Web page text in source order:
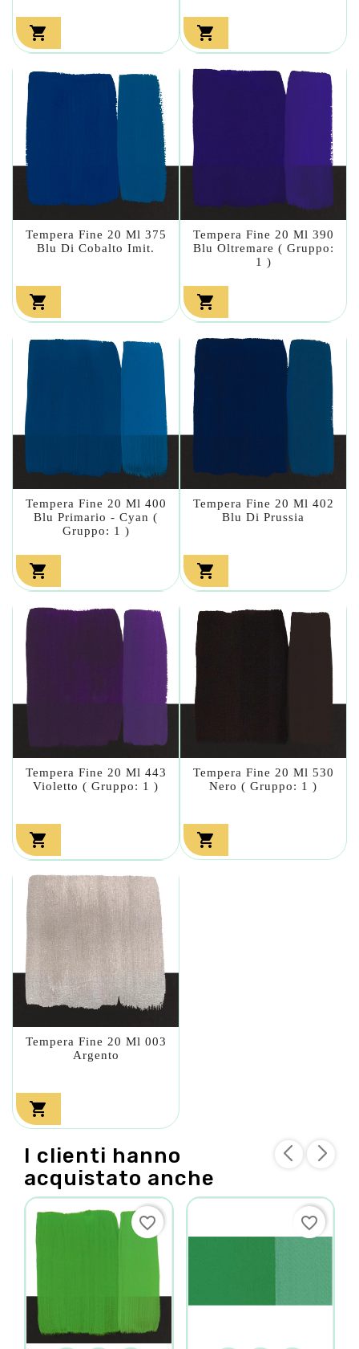
 
Tempera Fine 20 Ml 375
Blu Di Cobalto Imit.

Tempera Fine 20 Ml 390
Blu Oltremare ( Gruppo:
1 )

Tempera Fine 20 Ml 400
Blu Primario - Cyan (
Gruppo: 1 )

Tempera Fine 20 Ml 402
Blu Di Prussia

Tempera Fine 20 Ml 443
Violetto ( Gruppo: 1 )

Tempera Fine 20 Ml 530
Nero ( Gruppo: 1 )

Tempera Fine 20 Ml 003
Argento

I clienti hanno
acquistato anche
favorite_border favorite_border